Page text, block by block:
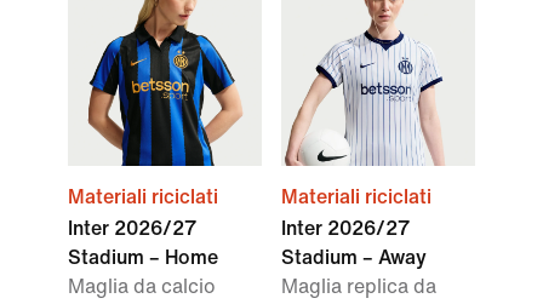
Materiali riciclati
Inter 2026/27
Stadium – Home
Maglia da calcio
Materiali riciclati
Inter 2026/27
Stadium – Away
Maglia replica da